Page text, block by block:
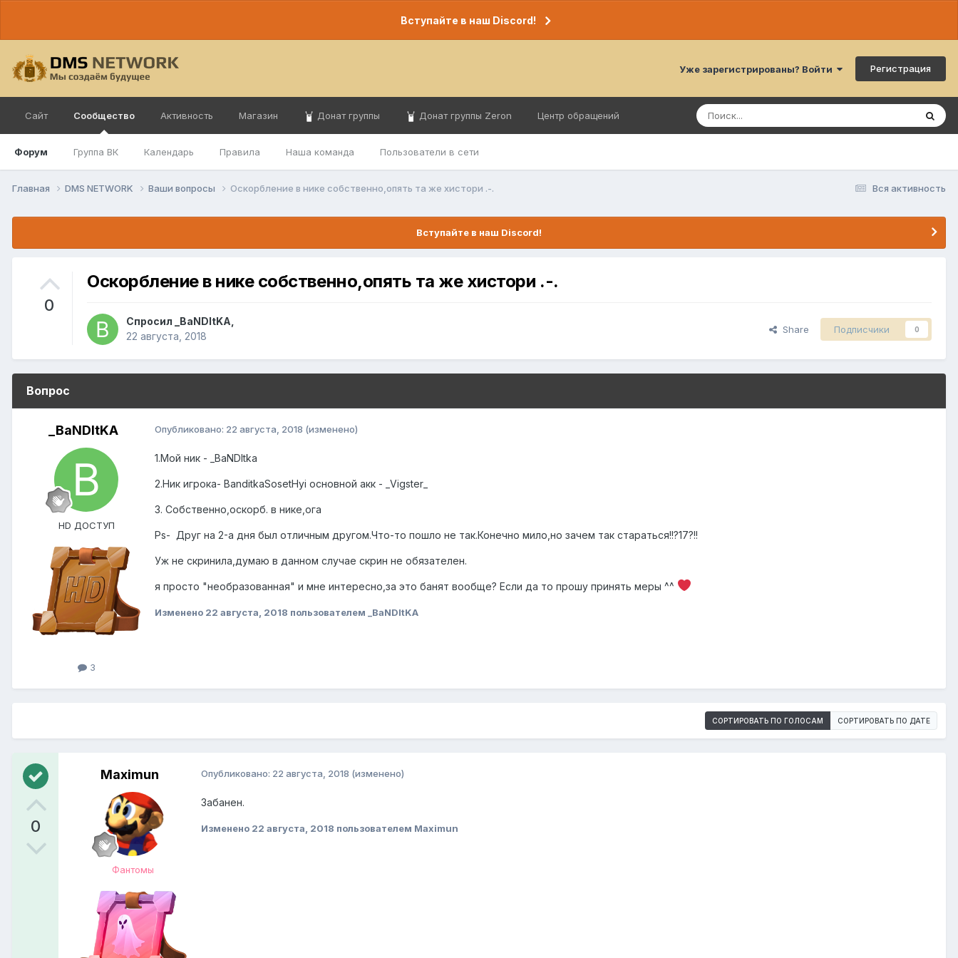
Вступайте в наш Discord!
Уже зарегистрированы? Войти Регистрация
Сайт Сообщество
Форум Группа ВК Календарь Правила Наша команда Пользователи в сети
Активность Магазин Донат группы Донат группы Zeron Центр обращений
Вся активность
Главная DMS NETWORK Ваши вопросы Оскорбление в нике собственно,опять та же хистори .-.
Вступайте в наш Discord!
0
Оскорбление в нике собственно,опять та же хистори .-.
Спросил _BaNDItKA
22 августа, 2018
Share Подписчики 0
Вопрос
_BaNDItKA
HD ДОСТУП
3
Опубликовано: 22 августа, 2018 (изменено)
1.Мой ник - _BaNDItka
2.Ник игрока- BanditkaSosetHyi основной акк - _Vigster_
3. Собственно,оскорб. в нике,ога
Ps- Друг на 2-а дня был отличным другом.Что-то пошло не так.Конечно мило,но зачем так стараться!!?17?!!
Уж не скринила,думаю в данном случае скрин не обязателен.
я просто "необразованная" и мне интересно,за это банят вообще? Если да то прошу принять меры ^^
Изменено 22 августа, 2018 пользователем _BaNDItKA
СОРТИРОВАТЬ ПО ГОЛОСАМ СОРТИРОВАТЬ ПО ДАТЕ
0
Maximun
Фантомы
Опубликовано: 22 августа, 2018 (изменено)
Забанен.
Изменено 22 августа, 2018 пользователем Maximun